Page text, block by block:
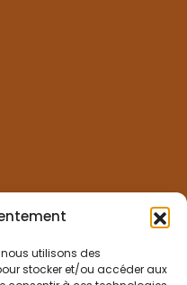
nous utilisons des
stocker et/ou accéder aux